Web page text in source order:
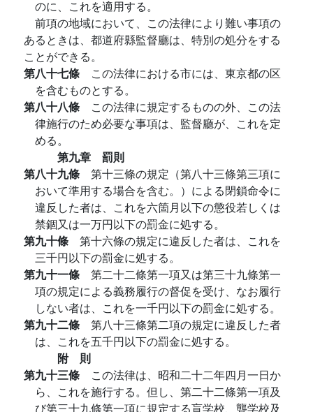
のに、これを適用する。
前項の地域において、この法律により難い事項の
あるときは、都道府縣監督廳は、特別の処分をする
ことができる。
第八十七條 この法律における市には、東京都の区
を含むものとする。
第八十八條 この法律に規定するものの外、この法
律施行のため必要な事項は、監督廳が、これを定
める。
第九章 罰則
第八十九條 第十三條の規定（第八十三條第三項に
おいて準用する場合を含む。）による閉鎖命令に
違反した者は、これを六箇月以下の懲役若しくは
禁錮又は一万円以下の罰金に処する。
第九十條 第十六條の規定に違反した者は、これを
三千円以下の罰金に処する。
第九十一條 第二十二條第一項又は第三十九條第一
項の規定による義務履行の督促を受け、なお履行
しない者は、これを一千円以下の罰金に処する。
第九十二條 第八十三條第二項の規定に違反した者
は、これを五千円以下の罰金に処する。
附 則
第九十三條 この法律は、昭和二十二年四月一日か
ら、これを施行する。但し、第二十二條第一項及
び第三十九條第一項に規定する盲学校、聾学校及